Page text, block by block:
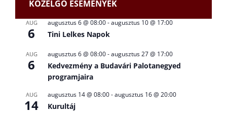
KÖZELGŐ ESEMÉNYEK
AUG
6
augusztus 6 @ 08:00-augusztus 10 @ 17:00
Tini Lelkes Napok
AUG
6
augusztus 6 @ 08:00-augusztus 27 @ 17:00
Kedvezmény a Budavári Palotanegyed
programjaira
AUG
14
augusztus 14 @ 08:00-augusztus 16 @ 20:00
Kurultáj